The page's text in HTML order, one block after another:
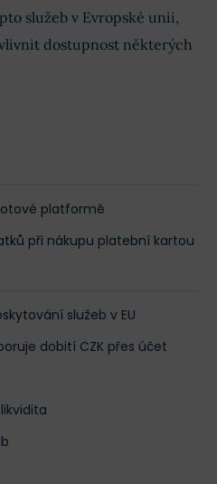
služeb v Evropské unii,
dostupnost některých
platformě
při nákupu platební kartou
služeb v EU
dobití CZK přes účet